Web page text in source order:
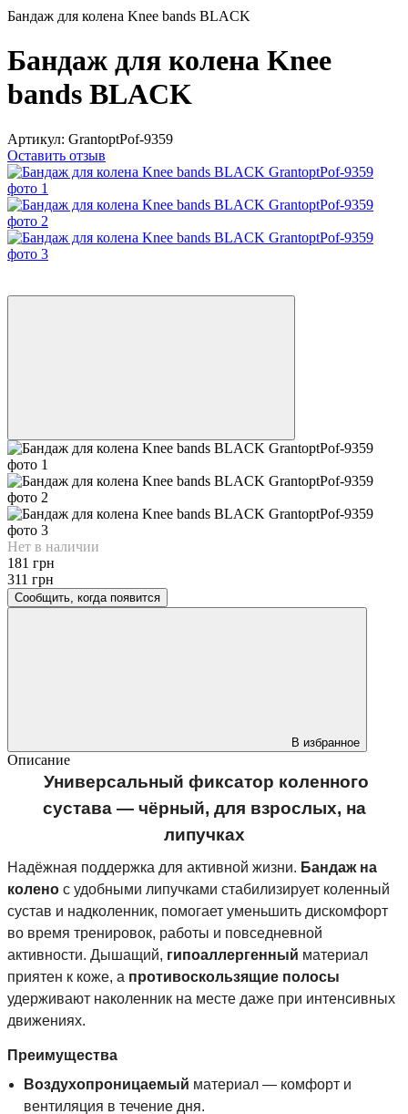
Бандаж для колена Knee bands BLACK
Бандаж для колена Knee
bands BLACK
Артикул: GrantoptPof-9359
Оставить отзыв
Нет в наличии
181 грн
311 грн
Сообщить, когда появится
В избранное
Описание
️ Универсальный фиксатор коленного
сустава — чёрный, для взрослых, на
липучках
Надёжная поддержка для активной жизни. Бандаж на
колено с удобными липучками стабилизирует коленный
сустав и надколенник, помогает уменьшить дискомфорт
во время тренировок, работы и повседневной
активности. Дышащий, гипоаллергенный материал
приятен к коже, а противоскользящие полосы
удерживают наколенник на месте даже при интенсивных
движениях.
Преимущества
Воздухопроницаемый материал — комфорт и
вентиляция в течение дня.